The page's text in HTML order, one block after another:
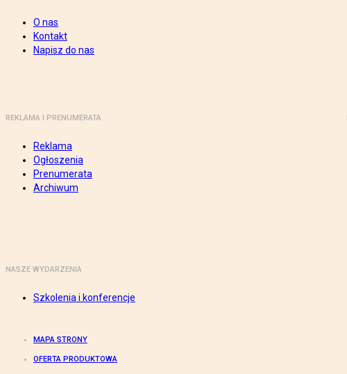
O nas
Kontakt
Napisz do nas
REKLAMA I PRENUMERATA
Reklama
Ogłoszenia
Prenumerata
Archiwum
NASZE WYDARZENIA
Szkolenia i konferencje
MAPA STRONY
OFERTA PRODUKTOWA